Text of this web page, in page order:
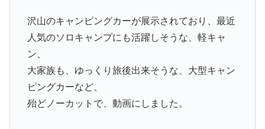
沢山のキャンピングカーが展示されており、最近
人気のソロキャンプにも活躍しそうな、軽キャ
ン、
大家族も、ゆっくり旅後出来そうな、大型キャン
ピングカーなど、
殆どノーカットで、動画にしました。